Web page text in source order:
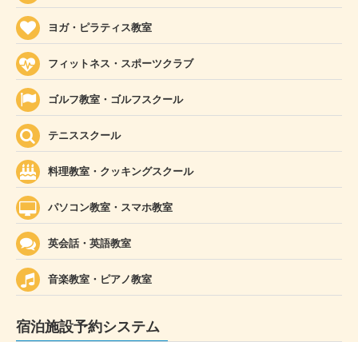
ヨガ・ピラティス教室
フィットネス・スポーツクラブ
ゴルフ教室・ゴルフスクール
テニススクール
料理教室・クッキングスクール
パソコン教室・スマホ教室
英会話・英語教室
音楽教室・ピアノ教室
宿泊施設予約システム